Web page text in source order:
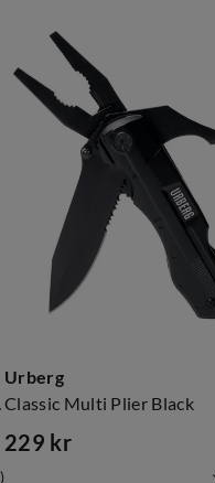
)
Urberg
Classic Multi Plier Black
229 kr